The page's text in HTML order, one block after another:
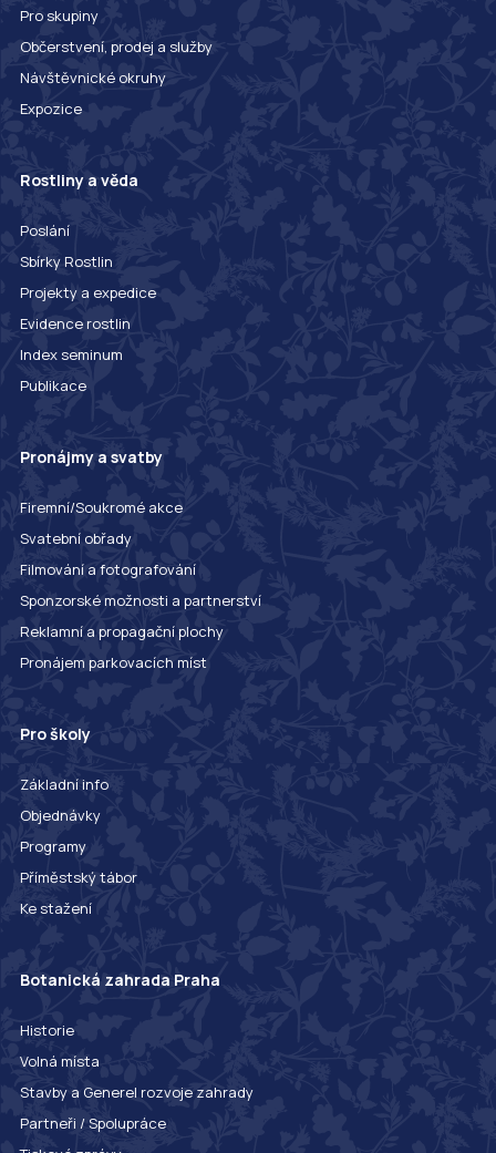
Pro skupiny
Občerstvení, prodej a služby
Návštěvnické okruhy
Expozice
Rostliny a věda
Poslání
Sbírky Rostlin
Projekty a expedice
Evidence rostlin
Index seminum
Publikace
Pronájmy a svatby
Firemní/Soukromé akce
Svatební obřady
Filmování a fotografování
Sponzorské možnosti a partnerství
Reklamní a propagační plochy
Pronájem parkovacích míst
Pro školy
Základní info
Objednávky
Programy
Příměstský tábor
Ke stažení
Botanická zahrada Praha
Historie
Volná místa
Stavby a Generel rozvoje zahrady
Partneři / Spolupráce